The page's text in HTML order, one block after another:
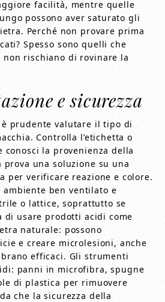
facilità, mentre quelle
possono aver saturato gli
Perché non provare prima
Spesso sono quelli che
rischiano di rovinare la
e sicurezza
prudente valutare il tipo di
Controlla l’etichetta o
la provenienza della
una soluzione su una
per verificare reazione e colore.
ambiente ben ventilato e
o lattice, soprattutto se
di usare prodotti acidi come
naturale: possono
e creare microlesioni, anche
efficaci. Gli strumenti
panni in microfibra, spugne
di plastica per rimuovere
che la sicurezza della